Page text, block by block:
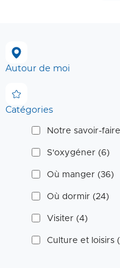
Autour de moi
Catégories
Notre savoir-faire
S'oxygéner (6)
Où manger (36)
Où dormir (24)
Visiter (4)
Culture et loisirs